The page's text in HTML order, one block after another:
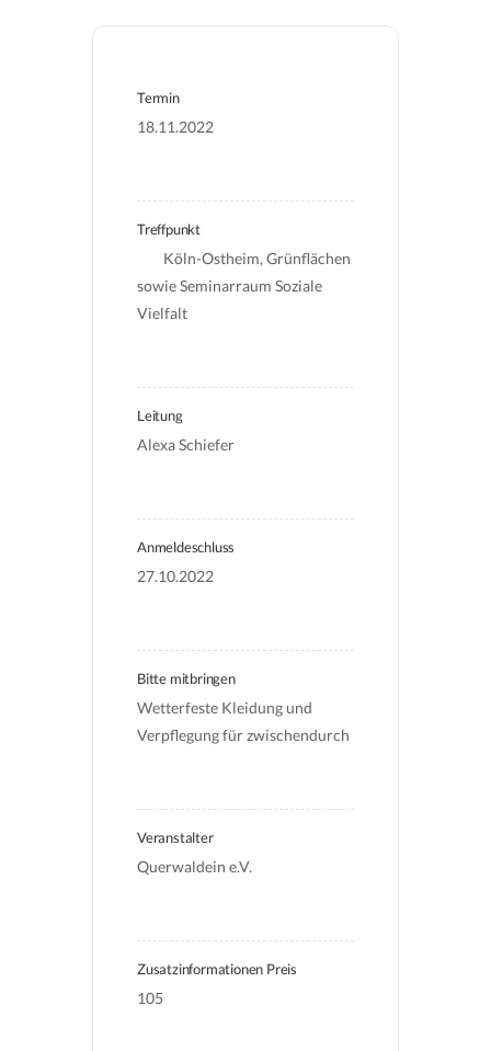
Termin
18.11.2022
Treffpunkt
sowie Seminarraum Soziale
Vielfalt
Leitung
Alexa Schiefer
Anmeldeschluss
27.10.2022
Bitte mitbringen
Wetterfeste Kleidung und
Verpflegung für zwischendurch
Veranstalter
Querwaldein e.V.
Zusatzinformationen Preis
105